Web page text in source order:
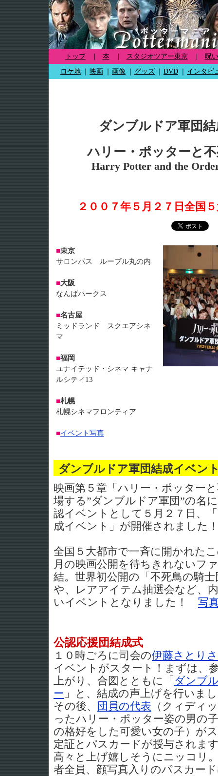
トップ 本 スタジオツアー東京 呪
ロケ地 映画 画像 グッズ DVD インタビ
ダンブルドア軍団
ハリー・ポッターと
Harry Potter and the
２００７年５月２７日全国
■東京
サロンパス ルーブル丸の内
■大阪
なんばパークス
■名古屋
ミッドランド スクエアシネ
マ
■福岡
ユナイテッド・シネマ キャナ
ルシティ13
■札幌
札幌シネマフロンティア
■イベント写真
ダンブルドア軍団結成イベ
映画第５章「ハリー・ポッター
場する”ダンブルドア軍団”の名
認イベントとして５月２７日、
成イベント」が開催されました
全国５大都市で一斉に開かれた
月の映画公開を待ちきれないフ
結。世界初公開の「不死鳥の騎
や、レアアイテム抽選会など、
いイベントとなりました！ 写
公認応援団結成式
１０時ごろに司会の伊藤さとり
イベントがスタート！まずは、
上がり、合図とともに「 ダンブ
ー 」と、結成の声上げを行いま
その後、
団員の代表 （クィディ
ったハリー・ポッター姿の男の
の格好をした可愛い女の子）が
定証とパスカードが授与されま
高々と上げ嬉しそうにニッコリ
者全員、顔写真入りのパスカー